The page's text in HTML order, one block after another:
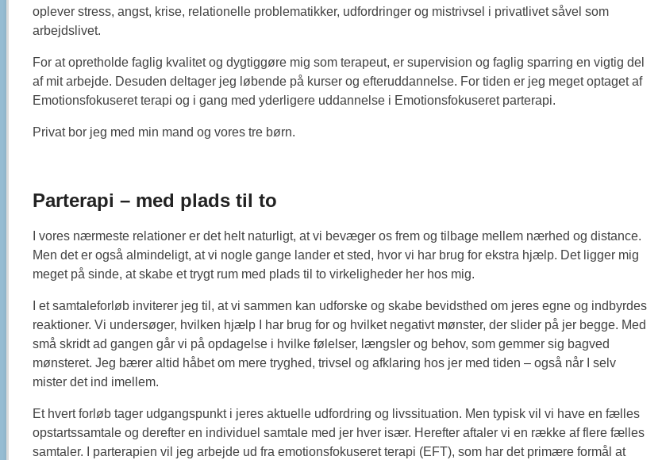
oplever stress, angst, krise, relationelle problematikker, udfordringer og mistrivsel i privatlivet såvel som
arbejdslivet.
For at opretholde faglig kvalitet og dygtiggøre mig som terapeut, er supervision og faglig sparring en vigtig del
af mit arbejde. Desuden deltager jeg løbende på kurser og efteruddannelse. For tiden er jeg meget optaget af
Emotionsfokuseret terapi og i gang med yderligere uddannelse i Emotionsfokuseret parterapi.
Privat bor jeg med min mand og vores tre børn.
Parterapi – med plads til to
I vores nærmeste relationer er det helt naturligt, at vi bevæger os frem og tilbage mellem nærhed og distance.
Men det er også almindeligt, at vi nogle gange lander et sted, hvor vi har brug for ekstra hjælp. Det ligger mig
meget på sinde, at skabe et trygt rum med plads til to virkeligheder her hos mig.
I et samtaleforløb inviterer jeg til, at vi sammen kan udforske og skabe bevidsthed om jeres egne og indbyrdes
reaktioner. Vi undersøger, hvilken hjælp I har brug for og hvilket negativt mønster, der slider på jer begge. Med
små skridt ad gangen går vi på opdagelse i hvilke følelser, længsler og behov, som gemmer sig bagved
mønsteret. Jeg bærer altid håbet om mere tryghed, trivsel og afklaring hos jer med tiden – også når I selv
mister det ind imellem.
Et hvert forløb tager udgangspunkt i jeres aktuelle udfordring og livssituation. Men typisk vil vi have en fælles
opstartssamtale og derefter en individuel samtale med jer hver især. Herefter aftaler vi en række af flere fælles
samtaler. I parterapien vil jeg arbejde ud fra emotionsfokuseret terapi (EFT), som har det primære formål at